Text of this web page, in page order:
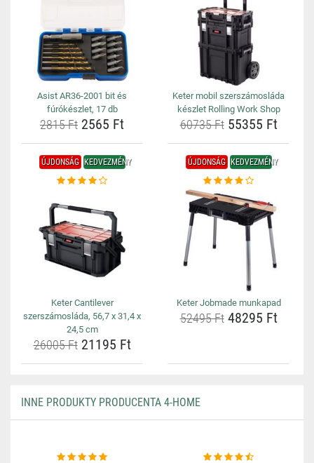
Asist AR36-2001 bit és
fúrókészlet, 17 db
2815 Ft 2565 Ft
Keter mobil szerszámosláda
készlet Rolling Work Shop
60735 Ft55355 Ft
ÚJDONSÁG KEDVEZMÉNY
Keter Cantilever
szerszámosláda, 56,7 x 31,4 x
24,5 cm
26005 Ft21195 Ft
ÚJDONSÁG KEDVEZMÉNY
Keter Jobmade munkapad
52495 Ft48295 Ft
INNE PRODUKTY PRODUCENTA 4-HOME